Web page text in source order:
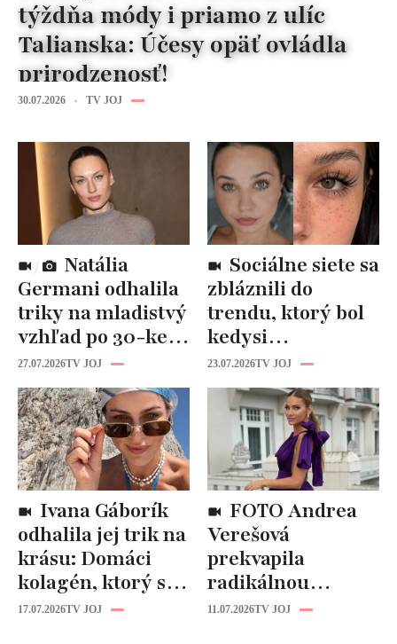
týždňa módy i priamo z ulíc
Talianska: Účesy opäť ovládla
prirodzenosť!
30.07.2026 TV JOJ
Germani odhalila
triky na mladistvý
vzhľad po 30-ke:
Fungujú lepšie
než drahá
kozmetika
27.07.2026TV JOJ
zbláznili do
trendu, ktorý bol
kedysi
katastrofou:
„Mušie nohy“ sú
späť!
23.07.2026TV JOJ
odhalila jej trik na
krásu: Domáci
kolagén, ktorý si
zvládnete
17.07.2026TV JOJ
Verešová
prekvapila
radikálnou
zmenou účesu: Je
11.07.2026TV JOJ